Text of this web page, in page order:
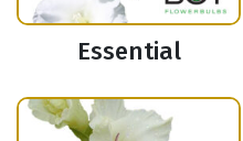
Essential